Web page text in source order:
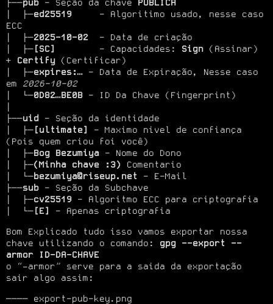
├──pub - Seção da chave
PUBLICA
│  ├─ed25519
     - Algoritimo usado, nesse caso
ECC
│  ├─2025-10-02
  - Data de criação
│  ├─ [SC]
        - Capacidades:
Sign (Assinar)
+ Certify (Certificar)
│  ├─expires:… - Data de Expiração, Nesse caso
em 2026-10-02
│  └─0D82…BE0B - ID Da Chave (Fingerprint)
├──uid
- Seção da identidade
│  ├─ [ultimate]
- Maximo nivel de confiança
(Pois quem criou foi você)
│  ├─Bog Bezumiya - Nome do Dono
│  ├─(Minha chave :3)
Comentario
│  └─bezumiya@riseup.net
- E-Mail
├──sub - Seção da Subchave
│  ├─cv25519 - Algoritmo ECC para criptografia
│  └─ [E] - Apenas criptografia
Bom Explicado tudo isso vamos exportar nossa
chave utilizando o comando: gpg --export --
armor ID-DA-CHAVE
o “–armor” serve para a saida da exportação
sair algo assim:
──── export-pub-key.png